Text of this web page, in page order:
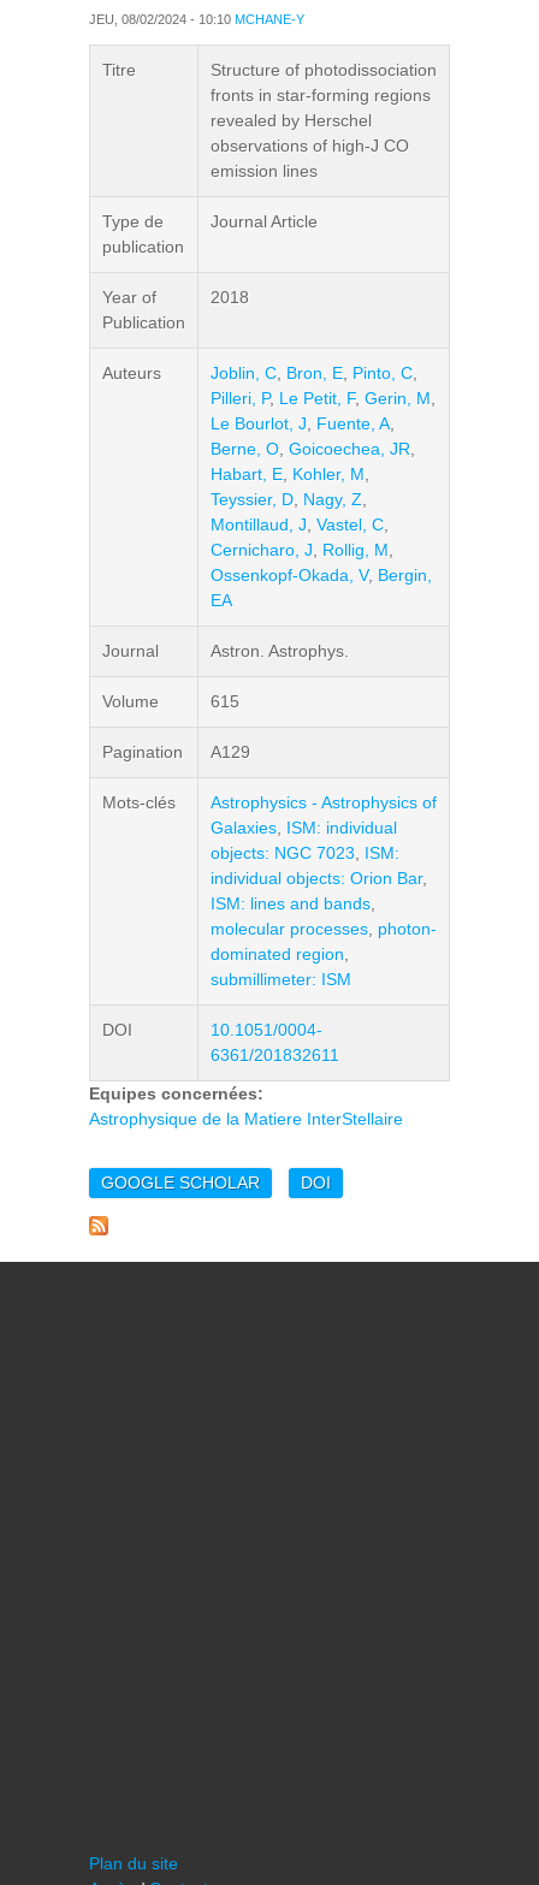
JEU, 08/02/2024 - 10:10 MCHANE-Y
Titre
Structure of photodissociation
fronts in star-forming regions
revealed by Herschel
observations of high-J CO
emission lines
Type de
publication
Journal Article
Year of
Publication
2018
Auteurs Joblin, C Bron, E Pinto, C
Pilleri, P, Le Petit, F, Gerin, M
Le Bourlot, J
Fuente, A
Berne, O Goicoechea, JR
Habart, E Kohler, M
Teyssier, D Nagy, Z
Montillaud, J Vastel, C
Cernicharo, J
Rollig, M
Ossenkopf-Okada, V, Bergin,
EA
Journal Astron. Astrophys.
Volume 615
Pagination A129
Mots-clés
Astrophysics - Astrophysics of
Galaxies ISM: individual
objects: NGC 7023 ISM:
individual objects: Orion Bar,
ISM: lines and bands
molecular processes photon-
dominated region
submillimeter: ISM
DOI
10.1051/0004-
6361/201832611
Equipes concernées:
Astrophysique de la Matiere InterStellaire
GOOGLE SCHOLAR DOI
Plan du site